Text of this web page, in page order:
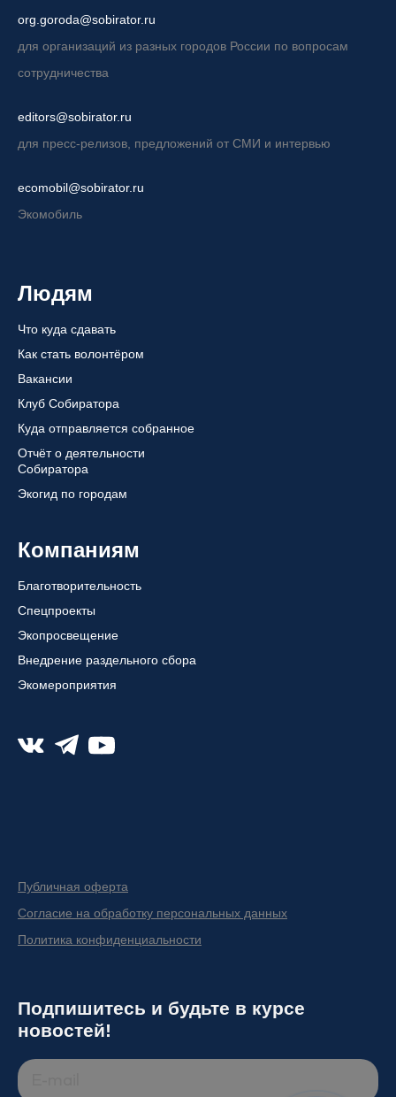
org.goroda@sobirator.ru
для организаций из разных городов России по вопросам
сотрудничества
editors@sobirator.ru
для пресс-релизов, предложений от СМИ и интервью
ecomobil@sobirator.ru
Экомобиль
Людям
Что куда сдавать
Как стать волонтёром
Вакансии
Клуб Собиратора
Куда отправляется собранное
Отчёт о деятельности
Собиратора
Экогид по городам
Компаниям
Благотворительность
Спецпроекты
Экопросвещение
Внедрение раздельного сбора
Экомероприятия
Публичная оферта
Согласие на обработку персональных данных
Политика конфиденциальности
Подпишитесь и будьте в курсе
новостей!